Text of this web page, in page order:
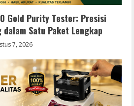
Gold Purity Tester: Presisi
Satu Paket Lengkap
7, 2026